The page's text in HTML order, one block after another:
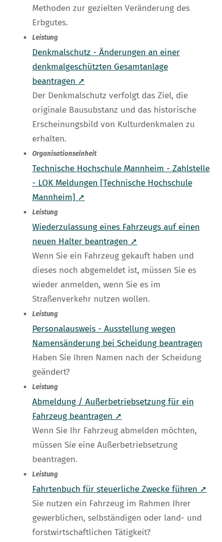
Methoden zur gezielten Veränderung des
Erbgutes.
Leistung
Denkmalschutz - Änderungen an einer
denkmalgeschützten Gesamtanlage
beantragen ➚
Der Denkmalschutz verfolgt das Ziel, die
originale Bausubstanz und das historische
Erscheinungsbild von Kulturdenkmalen zu
erhalten.
Organisationseinheit
Technische Hochschule Mannheim - Zahlstelle
- LOK Meldungen [Technische Hochschule
Mannheim] ➚
Leistung
Wiederzulassung eines Fahrzeugs auf einen
neuen Halter beantragen ➚
Wenn Sie ein Fahrzeug gekauft haben und
dieses noch abgemeldet ist, müssen Sie es
wieder anmelden, wenn Sie es im
Straßenverkehr nutzen wollen.
Leistung
Personalausweis - Ausstellung wegen
Namensänderung bei Scheidung beantragen
Haben Sie Ihren Namen nach der Scheidung
geändert?
Leistung
Abmeldung / Außerbetriebsetzung für ein
Fahrzeug beantragen ➚
Wenn Sie Ihr Fahrzeug abmelden möchten,
müssen Sie eine Außerbetriebsetzung
beantragen.
Leistung
Fahrtenbuch für steuerliche Zwecke führen ➚
Sie nutzen ein Fahrzeug im Rahmen Ihrer
gewerblichen, selbständigen oder land- und
forstwirtschaftlichen Tätigkeit?